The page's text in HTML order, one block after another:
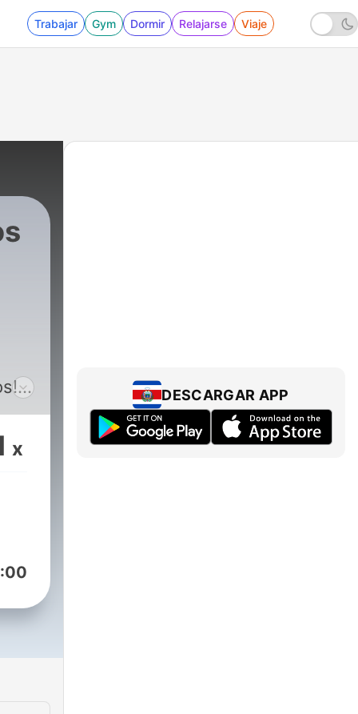
Trabajar Gym Dormir Relajarse Viaje
x
DESCARGAR APP